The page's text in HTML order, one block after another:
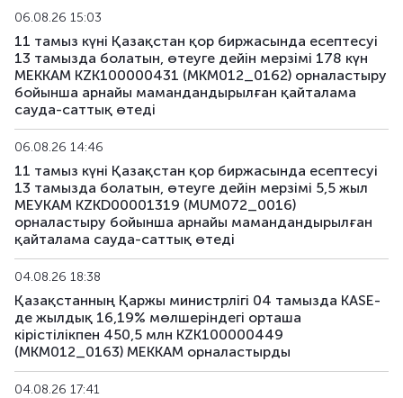
06.08.26 15:03
11 тамыз күні Қазақстан қор биржасында есептесуі
13 тамызда болатын, өтеуге дейін мерзімі 178 күн
МЕККАМ KZK100000431 (MKM012_0162) орналастыру
бойынша арнайы мамандандырылған қайталама
сауда-саттық өтеді
06.08.26 14:46
11 тамыз күні Қазақстан қор биржасында есептесуі
13 тамызда болатын, өтеуге дейін мерзімі 5,5 жыл
МЕУКАМ KZKD00001319 (MUM072_0016)
орналастыру бойынша арнайы мамандандырылған
қайталама сауда-саттық өтеді
04.08.26 18:38
Қазақстанның Қаржы министрлігі 04 тамызда KASE-
де жылдық 16,19% мөлшеріндегі орташа
кірістілікпен 450,5 млн KZK100000449
(MKM012_0163) МЕККАМ орналастырды
04.08.26 17:41